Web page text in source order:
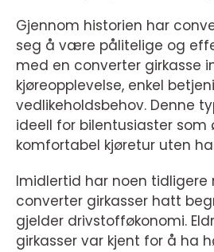
Gjennom historien har
seg å være pålitelige og
med en converter girkasse
kjøreopplevelse, enkel
vedlikeholdsbehov. Denne
ideell for bilentusiaster som
komfortabel kjøretur uten
Imidlertid har noen tidligere
converter girkasser hatt
gjelder drivstofføkonomi.
girkasser var kjent for å ha